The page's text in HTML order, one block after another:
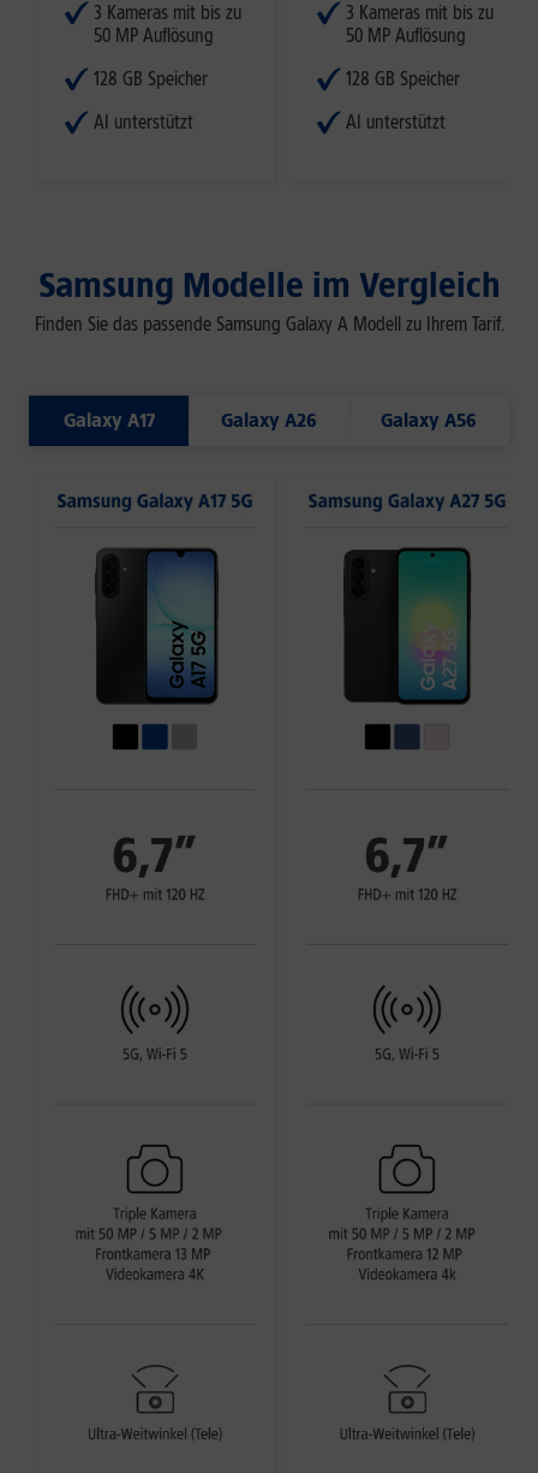
3 Kameras mit bis zu
50 MP Auflösung
128 GB Speicher
AI unterstützt
3 Kameras mit bis zu
50 MP Auflösung
128 GB Speicher
AI unterstützt
Samsung Modelle im Vergleich
Finden Sie das passende Samsung Galaxy A Modell zu Ihrem Tarif.
Galaxy A17 Galaxy A26 Galaxy A56